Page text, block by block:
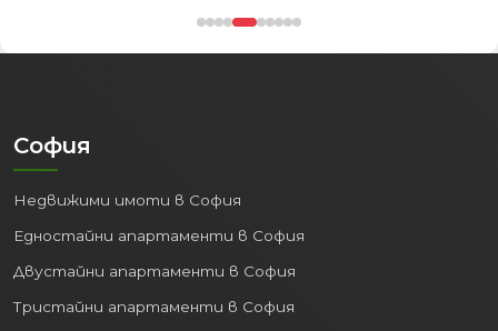
София
Недвижими имоти в София
Едностайни апартаменти в София
Двустайни апартаменти в София
Тристайни апартаменти в София